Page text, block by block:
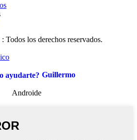
los derechos reservados.
Guillermo
Androide